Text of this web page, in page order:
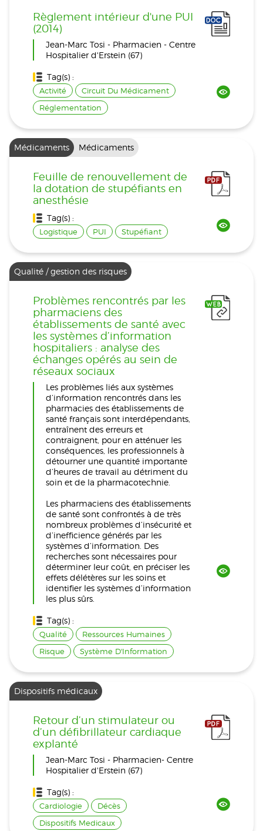
Règlement intérieur d'une PUI
(2014)
Jean-Marc Tosi - Pharmacien - Centre
Hospitalier d'Erstein (67)
Tag(s) :
Activité
Circuit Du Médicament
Réglementation
Médicaments Médicaments
Feuille de renouvellement de
la dotation de stupéfiants en
anesthésie
Tag(s) :
Logistique PUI Stupéfiant
Qualité / gestion des risques
Problèmes rencontrés par les
pharmaciens des
établissements de santé avec
les systèmes d’information
hospitaliers : analyse des
échanges opérés au sein de
réseaux sociaux
Les problèmes liés aux systèmes
d’information rencontrés dans les
pharmacies des établissements de
santé français sont interdépendants,
entraînent des erreurs et
contraignent, pour en atténuer les
conséquences, les professionnels à
détourner une quantité importante
d’heures de travail au détriment du
soin et de la pharmacotechnie.
Les pharmaciens des établissements
de santé sont confrontés à de très
nombreux problèmes d’insécurité et
d’inefficience générés par les
systèmes d’information. Des
recherches sont nécessaires pour
déterminer leur coût, en préciser les
effets délétères sur les soins et
identifier les systèmes d’information
les plus sûrs.
Tag(s) :
Qualité
Ressources Humaines
Risque
Système D'Information
Dispositifs médicaux
Retour d’un stimulateur ou
d’un défibrillateur cardiaque
explanté
Jean-Marc Tosi - Pharmacien- Centre
Hospitalier d'Erstein (67)
Tag(s) :
Cardiologie
Décès
Dispositifs Medicaux